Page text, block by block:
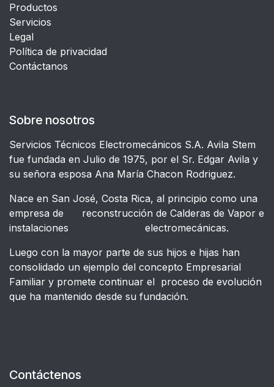
Productos
Servicios
Legal
​Política de privacidad
Contáctanos
Sobre nosotros
Servicios Técnicos Electromecánicos S.A. Avila Stem
fue fundada en Julio de 1975, por el Sr. Edgar Avila y
su señora esposa Ana María Chacon Rodriguez.
Nace en San José, Costa Rica, al principio como una
empresa de reconstrucción de Calderas de Vapor e
instalaciones electromecánicas.
Luego con la mayor parte de sus hijos e hijas han
consolidado un ejemplo del concepto Empresarial
Familiar y promete continuar el proceso de evolución
que ha mantenido desde su fundación.
Contáctenos